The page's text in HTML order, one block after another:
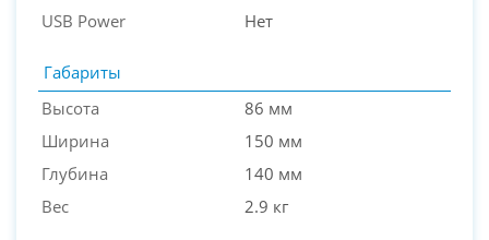
USB Power
Нет
Габариты
Высота
86 мм
Ширина
150 мм
Глубина
140 мм
Вес
2.9 кг